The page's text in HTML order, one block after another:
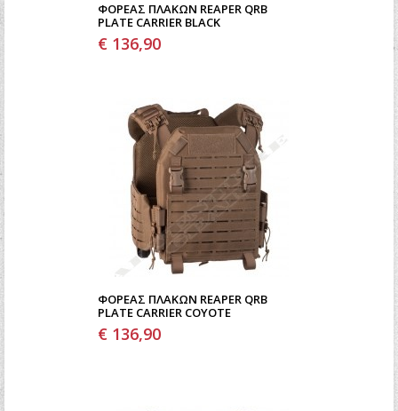
ΦΟΡΈΑΣ ΠΛΑΚΏΝ REAPER QRB
PLATE CARRIER BLACK
€ 136,90
ΦΟΡΈΑΣ ΠΛΑΚΏΝ REAPER QRB
PLATE CARRIER COYOTE
€ 136,90